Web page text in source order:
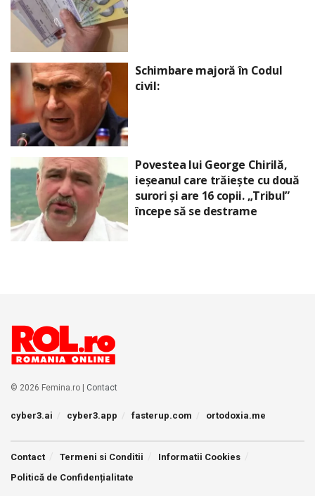
Schimbare majoră în Codul
civil:
Povestea lui George Chirilă,
ieșeanul care trăiește cu două
surori și are 16 copii. „Tribul”
începe să se destrame
© 2026 Femina.ro | Contact
cyber3.ai cyber3.app fasterup.com ortodoxia.me
Contact Termeni si Conditii
Informatii Cookies
Politică de Confidențialitate